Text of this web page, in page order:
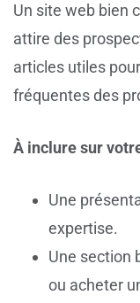
Un site web bien
attire des
articles utiles
fréquentes des
À inclure sur
Une
expertise.
Une section
ou acheter